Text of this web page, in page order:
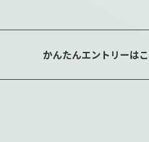
かんたんエントリーは